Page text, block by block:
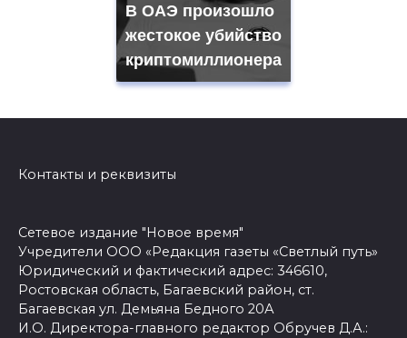
В ОАЭ произошло
жестокое убийство
криптомиллионера
Контакты и реквизиты
Сетевое издание "Новое время"
Учредители ООО «Редакция газеты «Светлый путь»
Юридический и фактический адрес: 346610,
Ростовская область, Багаевский район, ст.
Багаевская ул. Демьяна Бедного 20А
И.О. Директора-главного редактор Обручев Д.А.: